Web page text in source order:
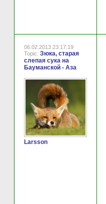
06.02.2013 23:17:19
Topic: Зюка, старая
слепая сука на
Бауманской - Аза
Larsson